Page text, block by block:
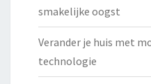
smakelijke oogst
Verander je huis met
technologie